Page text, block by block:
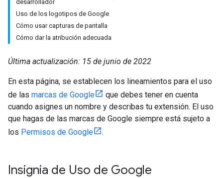
desarrollador
Uso de los logotipos de Google
Cómo usar capturas de pantalla
Cómo dar la atribución adecuada
Última actualización: 15 de junio de 2022
En esta página, se establecen los lineamientos para el uso
de las marcas de Google
que debes tener en cuenta
cuando asignes un nombre y describas tu extensión. El uso
que hagas de las marcas de Google siempre está sujeto a
los Permisos de Google .
Insignia de Uso de Google